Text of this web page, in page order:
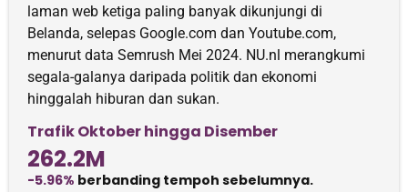
laman web ketiga paling banyak dikunjungi di
Belanda, selepas Google.com dan Youtube.com,
menurut data Semrush Mei 2024. NU.nl merangkumi
segala-galanya daripada politik dan ekonomi
hinggalah hiburan dan sukan.
Trafik Oktober hingga Disember
262.2M
-5.96% berbanding tempoh sebelumnya.